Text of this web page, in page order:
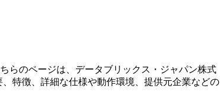
らのページは、 データブリックス・ジャパン株式
特徴、詳細な仕様や動作環境、提供元企業などの